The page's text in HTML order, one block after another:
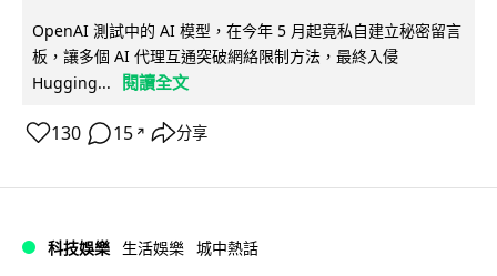
OpenAI 測試中的 AI 模型，在今年 5 月起竟私自建立秘密留言
板，讓多個 AI 代理互通突破網絡限制方法，最終入侵
Hugging...
閱讀全文
130 15 ↗ 分享
科技娛樂 生活娛樂 城中熱話